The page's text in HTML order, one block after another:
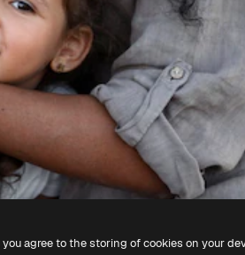
agree to the storing of cookies on your